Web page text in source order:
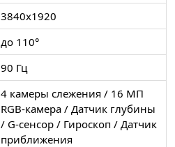
3840x1920
до 110°
90 Гц
4 камеры слежения / 16 МП
RGB-камера / Датчик глубины
/ G-сенсор / Гироскоп / Датчик
приближения